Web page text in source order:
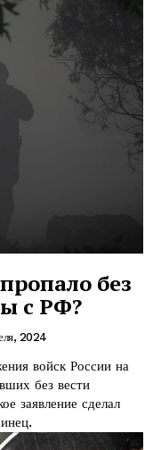
без
с РФ?
2024
войск России на
без вести
заявление сделал